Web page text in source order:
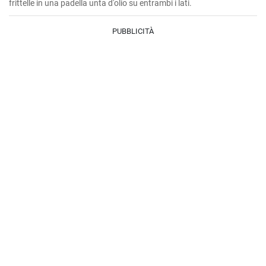
frittelle in una padella unta d'olio su entrambi i lati.
PUBBLICITÀ